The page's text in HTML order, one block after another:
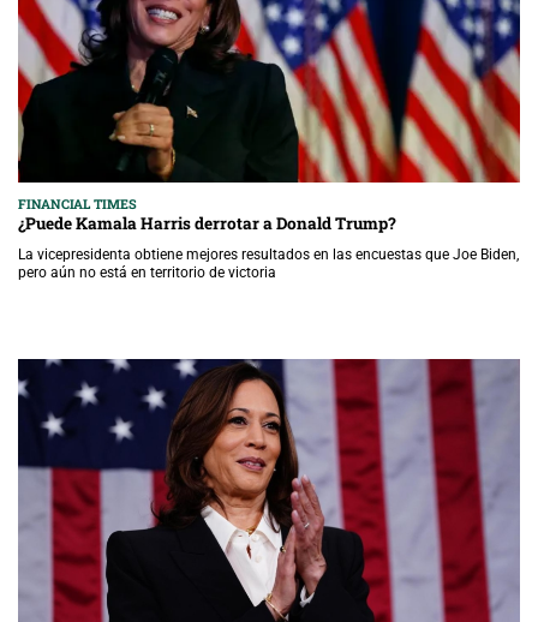
FINANCIAL TIMES
¿Puede Kamala Harris derrotar a Donald Trump?
La vicepresidenta obtiene mejores resultados en las encuestas que Joe Biden,
pero aún no está en territorio de victoria